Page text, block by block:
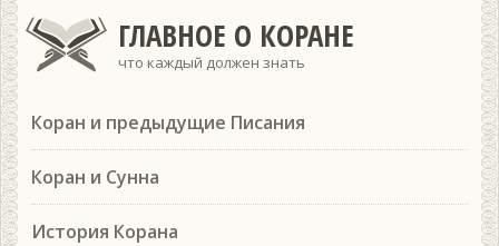
ГЛАВНОЕ О КОРАНЕ
что каждый должен знать
Коран и предыдущие Писания
Коран и Сунна
История Корана